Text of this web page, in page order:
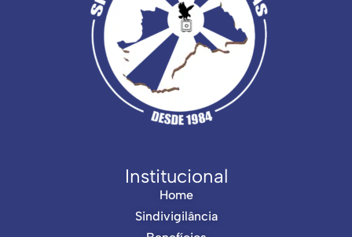
Institucional
Home
Sindivigilância